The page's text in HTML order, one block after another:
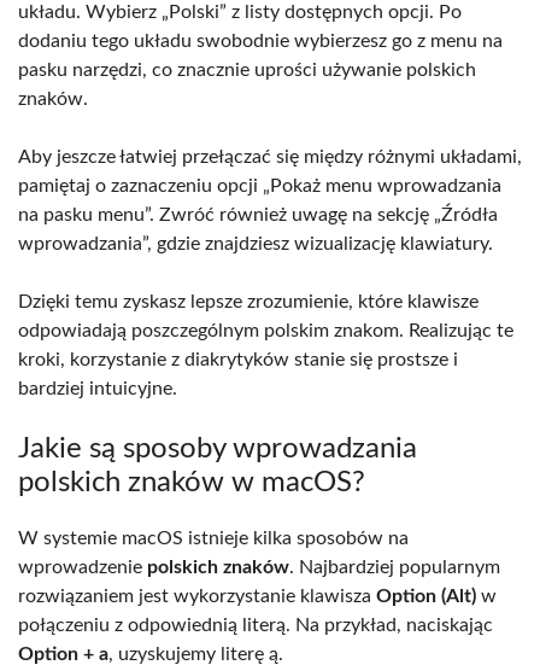
układu. Wybierz „Polski” z listy dostępnych opcji. Po
dodaniu tego układu swobodnie wybierzesz go z menu na
pasku narzędzi, co znacznie uprości używanie polskich
znaków.
Aby jeszcze łatwiej przełączać się między różnymi układami,
pamiętaj o zaznaczeniu opcji „Pokaż menu wprowadzania
na pasku menu”. Zwróć również uwagę na sekcję „Źródła
wprowadzania”, gdzie znajdziesz wizualizację klawiatury.
Dzięki temu zyskasz lepsze zrozumienie, które klawisze
odpowiadają poszczególnym polskim znakom. Realizując te
kroki, korzystanie z diakrytyków stanie się prostsze i
bardziej intuicyjne.
Jakie są sposoby wprowadzania
polskich znaków w macOS?
W systemie macOS istnieje kilka sposobów na
wprowadzenie polskich znaków. Najbardziej popularnym
rozwiązaniem jest wykorzystanie klawisza Option (Alt) w
połączeniu z odpowiednią literą. Na przykład, naciskając
Option + a, uzyskujemy literę ą.